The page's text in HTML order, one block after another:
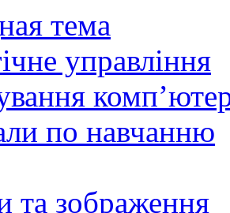
тема
управління
по навчанню
та зображення